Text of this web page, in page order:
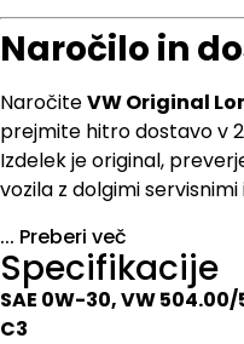
Naročilo in
NaročiteVW Original
prejmite hitro dostavo v
Izdelek je original,
vozila z dolgimi
... Preberi več
Specifikacije
SAE 0W-30, VW 504.00/
C3